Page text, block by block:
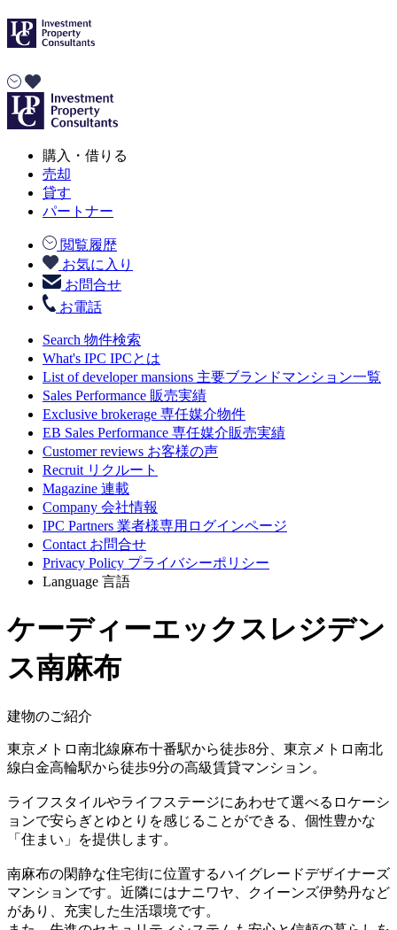
購入・借りる
売却
貸す
パートナー
閲覧履歴
お気に入り
お問合せ
お電話
Search 物件検索
What's IPC IPCとは
List of developer mansions 主要ブランドマンション一覧
Sales Performance 販売実績
Exclusive brokerage 専任媒介物件
EB Sales Performance 専任媒介販売実績
Customer reviews お客様の声
Recruit リクルート
Magazine 連載
Company 会社情報
IPC Partners 業者様専用ログインページ
Contact お問合せ
Privacy Policy プライバシーポリシー
Language 言語
ケーディーエックスレジデン
ス南麻布
建物のご紹介
東京メトロ南北線麻布十番駅から徒歩8分、東京メトロ南北
線白金高輪駅から徒歩9分の高級賃貸マンション。
ライフスタイルやライフステージにあわせて選べるロケーシ
ョンで安らぎとゆとりを感じることができる、個性豊かな
「住まい」を提供します。
南麻布の閑静な住宅街に位置するハイグレードデザイナーズ
マンションです。近隣にはナニワヤ、クイーンズ伊勢丹など
があり、充実した生活環境です。